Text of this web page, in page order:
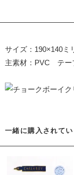
サイズ：190×140ミ
主素材：PVC テー
一緒に購入されて